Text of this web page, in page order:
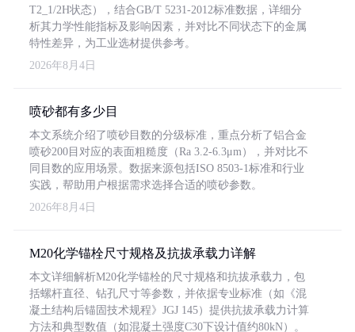
T2_1/2H状态），结合GB/T 5231-2012标准数据，详细分
析其力学性能指标及影响因素，并对比不同状态下的金属
特性差异，为工业选材提供参考。
2026年8月4日
喷砂都有多少目
本文系统介绍了喷砂目数的分级标准，重点分析了铝合金
喷砂200目对应的表面粗糙度（Ra 3.2-6.3μm），并对比不
同目数的应用场景。数据来源包括ISO 8503-1标准和行业
实践，帮助用户根据需求选择合适的喷砂参数。
2026年8月4日
M20化学锚栓尺寸规格及抗拔承载力详解
本文详细解析M20化学锚栓的尺寸规格和抗拔承载力，包
括螺杆直径、钻孔尺寸等参数，并依据专业标准（如《混
凝土结构后锚固技术规程》JGJ 145）提供抗拔承载力计算
方法和典型数值（如混凝土强度C30下设计值约80kN）。